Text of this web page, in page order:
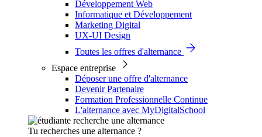
Développement Web
Informatique et Développement
Marketing Digital
UX-UI Design
Toutes les offres d'alternance
Espace entreprise
Déposer une offre d'alternance
Devenir Partenaire
Formation Professionnelle Continue
L'alternance avec MyDigitalSchool
Tu recherches une alternance ?